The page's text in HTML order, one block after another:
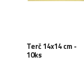
Terč 14x14 cm -
10ks